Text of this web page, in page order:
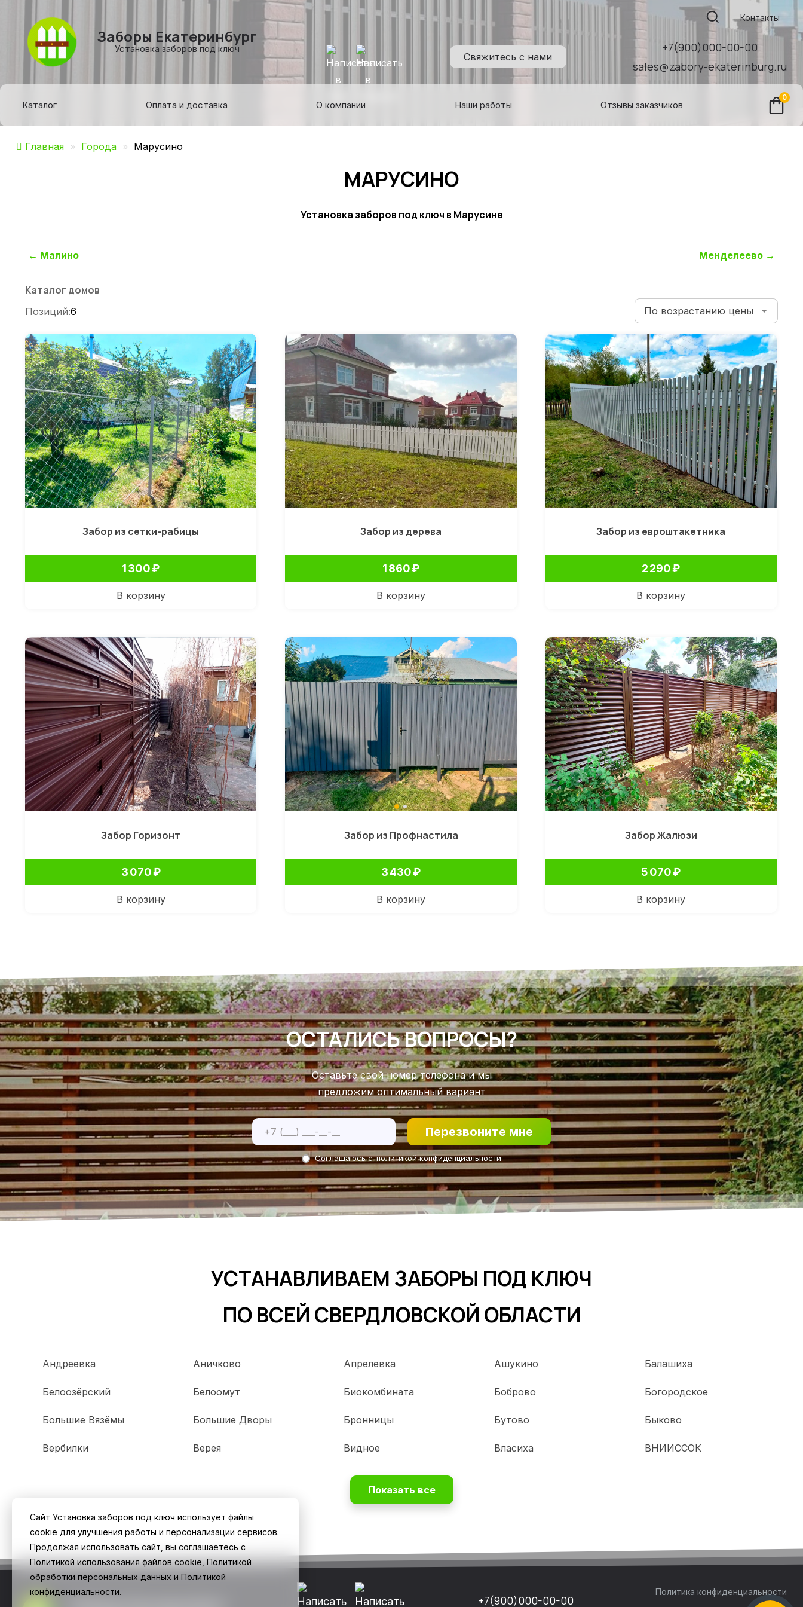
Поиск:
Контакты
Заборы Екатеринбург
Установка заборов под ключ
Свяжитесь с нами
+7(900)000-00-00
sales@zabory-ekaterinburg.ru
Каталог Оплата и доставка О компании Наши работы Отзывы заказчиков
0
Главная » Города » Марусино
МАРУСИНО
Установка заборов под ключ в Марусине
Навигация
записям
← Малино Менделеево →
Каталог домов
Позиций:6
Забор из сетки-рабицы
1 300₽
В корзину
Забор из дерева
1 860₽
В корзину
Забор из евроштакетника
2 290₽
В корзину
Забор Горизонт
3 070₽
В корзину
Забор из Профнастила
3 430₽
В корзину
Забор Жалюзи
5 070₽
В корзину
ОСТАЛИСЬ ВОПРОСЫ?
Оставьте свой номер телефона и мы
предложим оптимальный вариант
Перезвоните мне
Соглашаюсь сполитикой конфиденциальности
УСТАНАВЛИВАЕМ ЗАБОРЫ ПОД КЛЮЧ
ПО ВСЕЙ СВЕРДЛОВСКОЙ ОБЛАСТИ
Андреевка Аничково Апрелевка Ашукино Балашиха
Белоозёрский Белоомут Биокомбината Боброво Богородское
Большие Вязёмы Большие Дворы Бронницы Бутово Быково
Вербилки Верея Видное Власиха ВНИИССОК
Показать все
+7(900)000-00-00
Политика конфиденциальности
Сайт Установка заборов под ключ использует файлы
cookie для улучшения работы и персонализации сервисов.
Продолжая использовать сайт, вы соглашаетесь с
Политикой использования файлов cookie,Политикой
обработки персональных данных и Политикой
конфиденциальности.